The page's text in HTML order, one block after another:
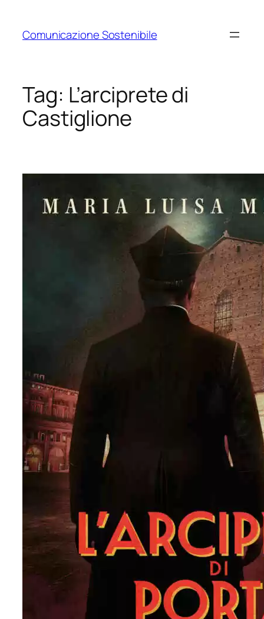
contenuto
Comunicazione Sostenibile
Tag: L’arciprete di
Castiglione